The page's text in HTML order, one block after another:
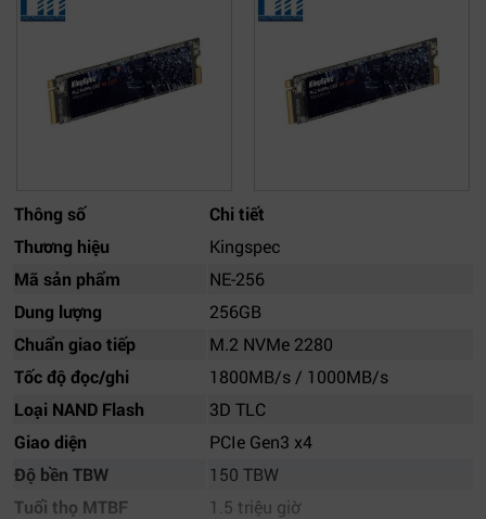
Thông số
Chi tiết
Thương hiệu
Kingspec
Mã sản phẩm
NE-256
Dung lượng
256GB
Chuẩn giao tiếp
M.2 NVMe 2280
Tốc độ đọc/ghi
1800MB/s / 1000MB/s
Loại NAND Flash
3D TLC
Giao diện
PCIe Gen3 x4
Độ bền TBW
150 TBW
Tuổi thọ MTBF
1.5 triệu giờ